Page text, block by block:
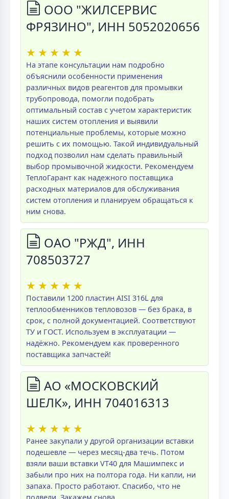
ООО "ЖИЛСЕРВИС
ФРЯЗИНО", ИНН 5052020656
★ ★ ★ ★ ★
На этапе консультации нам подробно
объяснили особенности применения
различных видов реагентов для промывки
трубопровода, помогли подобрать
оптимальный состав с учетом характеристик
наших систем отопления и выявили
потенциальные проблемы, которые можно
решить с их помощью. Такой индивидуальный
подход позволил нам сделать правильный
выбор промывочной жидкости. Рекомендуем
ТеплоГарант как надежного поставщика
расходных материалов для обслуживания
систем отопления и планируем обращаться к
ним снова.
ОАО "РЖД", ИНН
708503727
★ ★ ★ ★ ★
Поставили 1200 пластин AISI 316L для
теплообменников тепловозов — без брака, в
срок, с полной документацией. Соответствуют
ТУ и ГОСТ. Используем в эксплуатации —
надёжно. Рекомендуем как проверенного
поставщика запчастей!
АО «МОСКОВСКИЙ
ШЕЛК», ИНН 704016313
★ ★ ★ ★ ★
Ранее закупали у другой организации вставки
подешевле — через месяц-два течь. Потом
взяли ваши вставки VT40 для Машимпекс и
забыли про них на полтора года. Ни капли, ни
запаха. Просто работают. Спасибо, что не